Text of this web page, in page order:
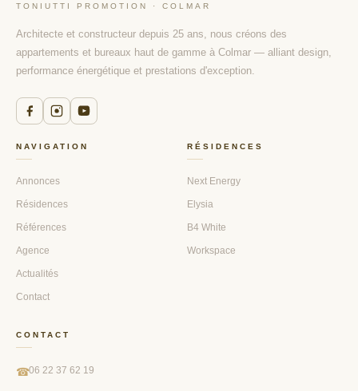
TONIUTTI PROMOTION · COLMAR
Architecte et constructeur depuis 25 ans, nous créons des
appartements et bureaux haut de gamme à Colmar — alliant design,
performance énergétique et prestations d'exception.
NAVIGATION
Annonces
Résidences
Références
Agence
Actualités
Contact
RÉSIDENCES
Next Energy
Elysia
B4 White
Workspace
CONTACT
☎06 22 37 62 19